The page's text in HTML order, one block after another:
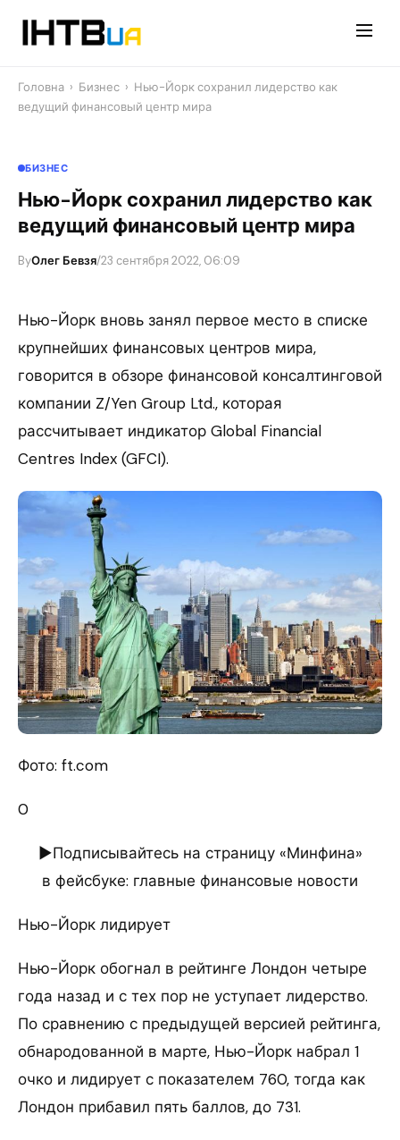
Головна › Бизнес › Нью-Йорк сохранил лидерство как
ведущий финансовый центр мира
БИЗНЕС
Нью-Йорк сохранил лидерство как
ведущий финансовый центр мира
ByОлег Бевзя/23 сентября 2022, 06:09
Нью-Йорк вновь занял первое место в списке
крупнейших финансовых центров мира,
говорится в обзоре финансовой консалтинговой
компании Z/Yen Group Ltd., которая
рассчитывает индикатор Global Financial
Centres Index (GFCI).
Фото: ft.com
0
►Подписывайтесь на страницу «Минфина»
в фейсбуке: главные финансовые новости
Нью-Йорк лидирует
Нью-Йорк обогнал в рейтинге Лондон четыре
года назад и с тех пор не уступает лидерство.
По сравнению с предыдущей версией рейтинга,
обнародованной в марте, Нью-Йорк набрал 1
очко и лидирует с показателем 760, тогда как
Лондон прибавил пять баллов, до 731.